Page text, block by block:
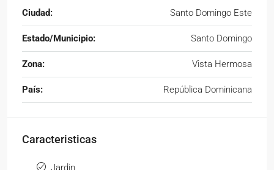
Ciudad: Santo Domingo Este
Estado/Municipio: Santo Domingo
Zona: Vista Hermosa
País: República Dominicana
Caracteristicas
Jardin